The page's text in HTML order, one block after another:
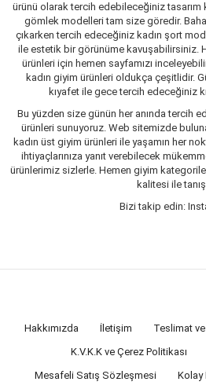
ürünü olarak tercih edebileceğiniz tasarım
gömlek modelleri tam size göredir.
çıkarken tercih edeceğiniz kadın şort
ile estetik bir görünüme kavuşabilirsiniz.
ürünleri için hemen sayfamızı
kadın giyim ürünleri oldukça çeşitlidir.
kıyafet ile gece tercih edeceğiniz
Bu yüzden size günün her anında tercih
ürünleri sunuyoruz. Web sitemizde
kadın üst giyim ürünleri ile yaşamın her
ihtiyaçlarınıza yanıt verebilecek
ürünlerimiz sizlerle. Hemen giyim
kalitesi ile
Bizi takip edin:
Hakkımızda İletişim Teslimat
K.V.K.K ve Çerez Politikası
Mesafeli Satış Sözleşmesi
Kolay